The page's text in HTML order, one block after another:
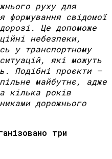
руху для
формування свідомої
Це допоможе
небезпеки,
у транспортному
які можуть
Подібні проєкти —
майбутнє, адже
кілька років
дорожнього
три